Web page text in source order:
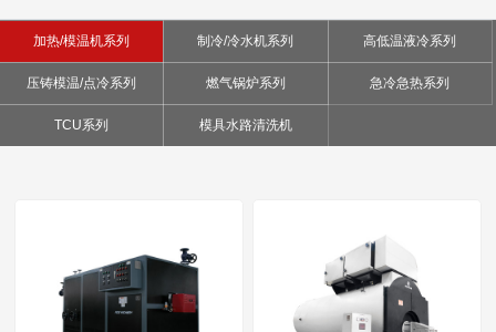
加热/模温机系列 制冷/冷水机系列 高低温液冷系列
压铸模温/点冷系列 燃气锅炉系列 急冷急热系列
TCU系列 模具水路清洗机